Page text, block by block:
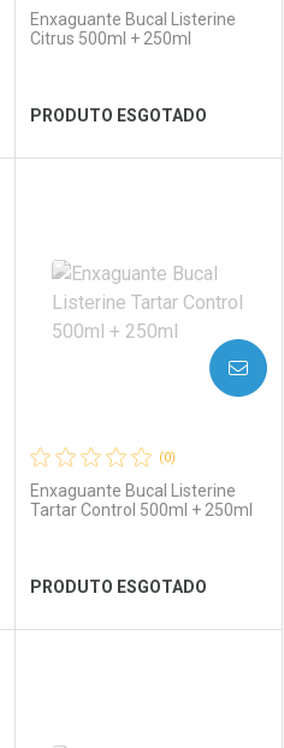
Ver Desconto Convênio
Enxaguante Bucal Listerine
Citrus 500ml + 250ml
PRODUTO ESGOTADO
Laboratório
Ver Desconto Convênio
Por Menos
(0)
Enxaguante Bucal Listerine
Tartar Control 500ml + 250ml
PRODUTO ESGOTADO
AVISE-ME